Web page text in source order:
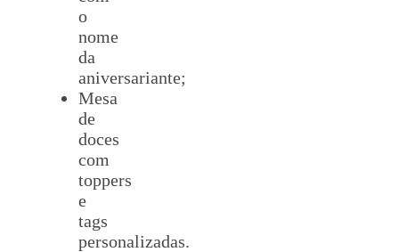
o
nome
da
aniversariante;
Mesa
de
doces
com
toppers
e
tags
personalizadas.